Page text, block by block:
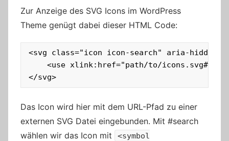
Zur Anzeige des SVG Icons im WordPress
Theme genügt dabei dieser HTML Code:
<svg class="icon icon-search" aria-
<use xlink:href="path/to/
</svg>
Das Icon wird hier mit dem URL-Pfad zu einer
externen SVG Datei eingebunden. Mit #search
wählen wir das Icon mit
<symbol